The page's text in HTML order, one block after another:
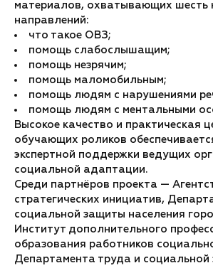
материалов, охватывающих шесть
направлений:
что такое ОВЗ;
помощь слабослышащим;
помощь незрячим;
помощь маломобильным;
помощь людям с нарушениями
помощь людям с ментальными
Высокое качество и практическая
обучающих роликов
экспертной поддержки ведущих
социальной адаптации.
Среди партнёров проекта —
стратегических инициатив,
социальной защиты населения
Институт дополнительного
образования работников
Департамента труда и